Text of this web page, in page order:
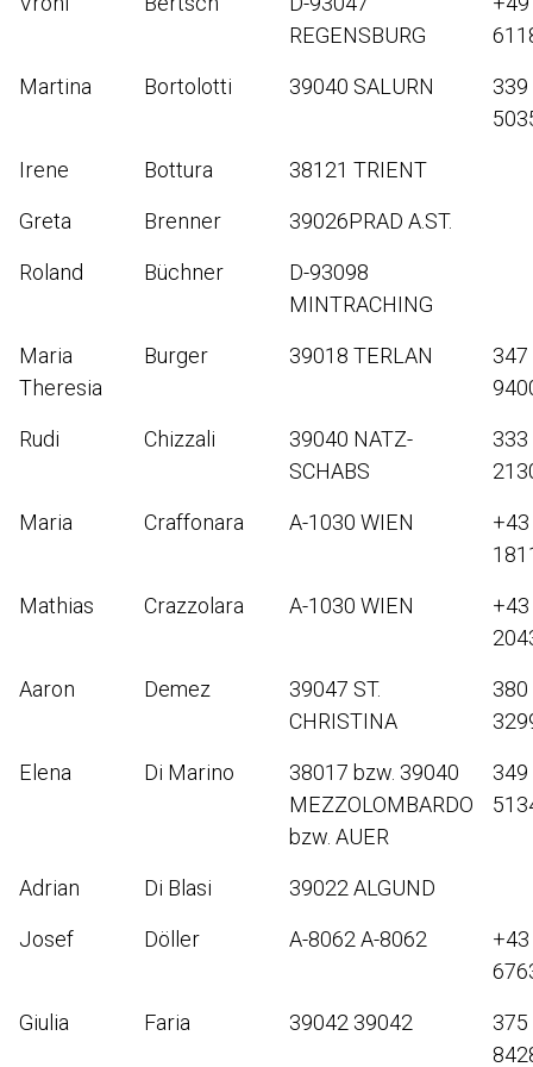
REGENSBURG
Martina Bortolotti 39040 SALURN
339
Irene Bottura 38121 TRIENT
Greta Brenner 39026PRAD A.ST.
Roland Büchner
D-93098
MINTRACHING
Maria
Theresia
Burger 39018 TERLAN
347
Rudi Chizzali
39040 NATZ-
SCHABS
333
Maria Craffonara A-1030 WIEN
Mathias Crazzolara A-1030 WIEN
Aaron Demez
39047 ST.
CHRISTINA
380
Elena Di Marino
38017 bzw. 39040
MEZZOLOMBARDO
bzw. AUER
349
Adrian Di Blasi 39022 ALGUND
Josef Döller A-8062 A-8062
+43
Giulia Faria 39042 39042
375